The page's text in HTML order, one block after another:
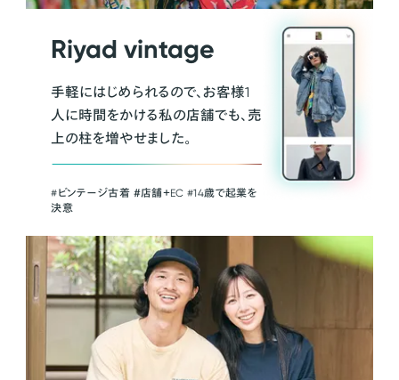
Riyad vintage
手軽にはじめられるので、お客様1
人に時間をかける私の店舗でも、売
上の柱を増やせました。
#ビンテージ古着 ＃店舗＋EC #14歳で起業を
決意